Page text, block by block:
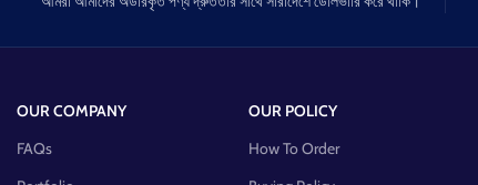
OUR COMPANY
FAQs
OUR POLICY
How To Order